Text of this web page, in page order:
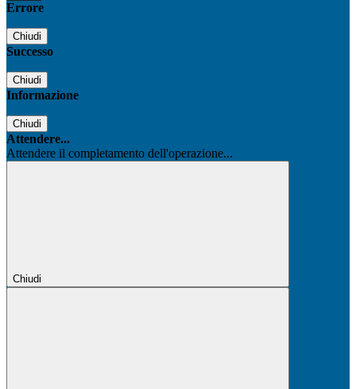
Errore
Chiudi
Successo
Chiudi
Informazione
Chiudi
Attendere...
Attendere il completamento dell'operazione...
Chiudi